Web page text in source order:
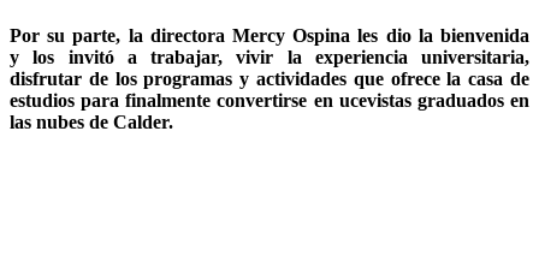
Por su parte, la directora Mercy Ospina les dio la bienvenida
y los invitó a trabajar, vivir la experiencia universitaria,
disfrutar de los programas y actividades que ofrece la casa de
estudios para finalmente convertirse en ucevistas graduados en
las nubes de Calder.